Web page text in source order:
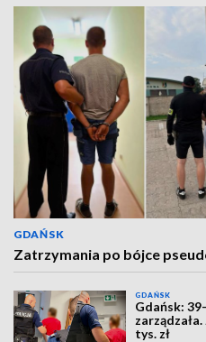
GDAŃSK
Zatrzymania po bójce
GDAŃSK
Gdańsk:
tys. zł